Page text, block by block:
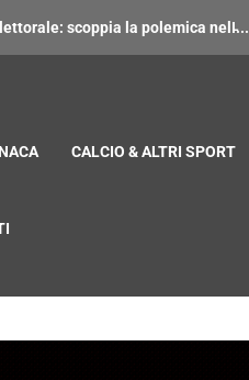
scoppia la polemica nell̵...
CALCIO & ALTRI SPORT